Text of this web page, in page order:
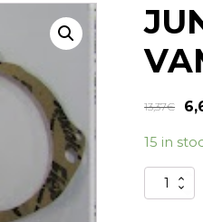
13,37€
15 in
JUNTA
TAPA